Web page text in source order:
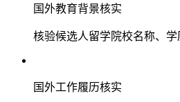
国外教育背景核实
核验候选人留学院校名称、
国外工作履历核实